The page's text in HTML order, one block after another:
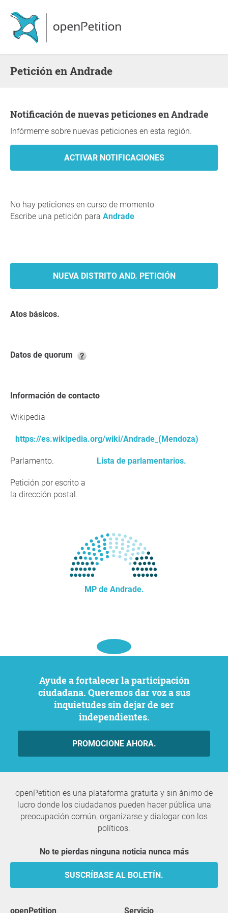
Petición en Andrade
Notificación de nuevas peticiones en Andrade
Infórmeme sobre nuevas peticiones en esta región.
No hay peticiones en curso de momento
Escribe una petición para Andrade
NUEVA DISTRITO AND. PETICIÓN
Atos básicos.
Datos de quorum
Información de contacto
Wikipedia
https://es.wikipedia.org/wiki/Andrade_(Mendoza)
Parlamento. Lista de parlamentarios.
Petición por escrito a
la dirección postal.
MP de Andrade.
Ayude a fortalecer la participación
ciudadana. Queremos dar voz a sus
inquietudes sin dejar de ser
independientes.
PROMOCIONE AHORA.
openPetition es una plataforma gratuita y sin ánimo de
lucro donde los ciudadanos pueden hacer pública una
preocupación común, organizarse y dialogar con los
políticos.
No te pierdas ninguna noticia nunca más
SUSCRÍBASE AL BOLETÍN.
openPetition servicio